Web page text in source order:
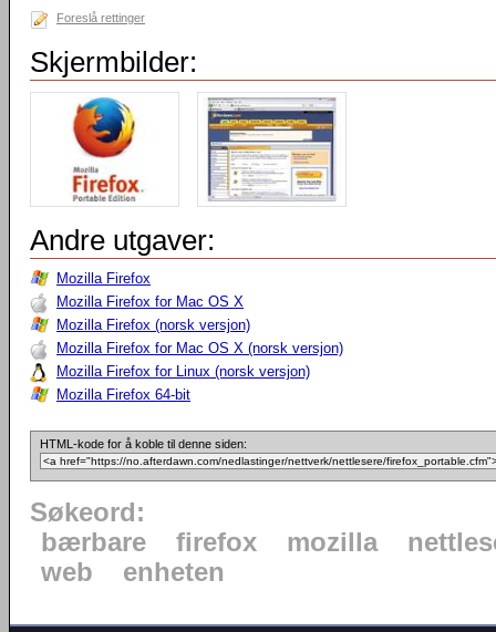
Foreslå rettinger
Skjermbilder:
Andre utgaver:
Mozilla Firefox
Mozilla Firefox for Mac OS X
Mozilla Firefox (norsk versjon)
Mozilla Firefox for Mac OS X (norsk versjon)
Mozilla Firefox for Linux (norsk versjon)
Mozilla Firefox 64-bit
HTML-kode for å koble til denne siden:
Søkeord:
bærbare
firefox mozilla
web
enheten